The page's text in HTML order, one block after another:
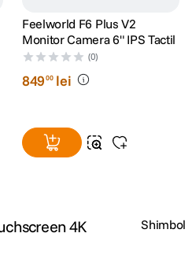
Feelworld F6 Plus V2
Monitor Camera 6" IPS Tactil
(0)
84900 lei
4K
Shimbol